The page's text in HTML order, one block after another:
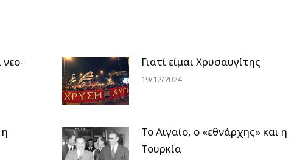
νεο-
Γιατί είμαι Χρυσαυγίτης
19/12/2024
Το Αιγαίο, ο «εθνάρχης» και η
Τουρκία